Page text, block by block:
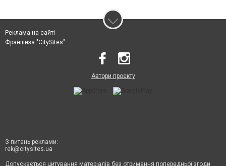
Реклама на сайті
Франшиза "CitySites"
Автори проєкту
З питань реклами:
rek@citysites.ua
Допускається цитування матеріалів без отримання попередньої згоди